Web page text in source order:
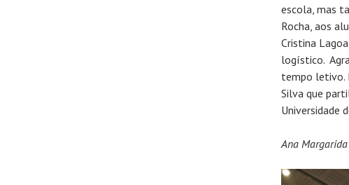
escola, mas
Rocha, aos
Cristina
logístico.
tempo letivo.
Silva que
Universidade
Ana